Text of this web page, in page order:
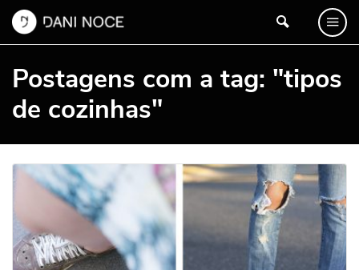
Postagens com a tag: "tipos
de cozinhas"